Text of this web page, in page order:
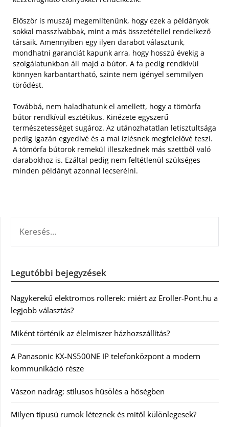
Először is muszáj megemlítenünk, hogy ezek a példányok
sokkal masszívabbak, mint a más összetétellel rendelkező
társaik. Amennyiben egy ilyen darabot választunk,
mondhatni garanciát kapunk arra, hogy hosszú évekig a
szolgálatunkban áll majd a bútor. A fa pedig rendkívül
könnyen karbantartható, szinte nem igényel semmilyen
törődést.
Továbbá, nem haladhatunk el amellett, hogy a tömörfa
bútor rendkívül esztétikus. Kinézete egyszerű
természetességet sugároz. Az utánozhatatlan letisztultsága
pedig igazán egyedivé és a mai ízlésnek megfelelővé teszi.
A tömörfa bútorok remekül illeszkednek más szettből való
darabokhoz is. Ezáltal pedig nem feltétlenül szükséges
minden példányt azonnal lecserélni.
Legutóbbi bejegyzések
Nagykerekű elektromos rollerek: miért az Eroller-Pont.hu a
legjobb választás?
Miként történik az élelmiszer házhozszállítás?
A Panasonic KX-NS500NE IP telefonközpont a modern
kommunikáció része
Vászon nadrág: stílusos hűsölés a hőségben
Milyen típusú rumok léteznek és mitől különlegesek?